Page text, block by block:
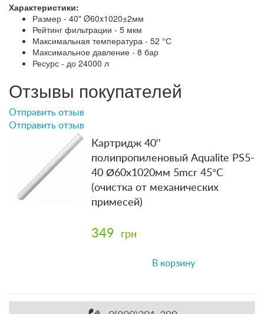
Характеристики:
Размер - 40" Ø60x1020±2мм
Рейтинг фильтрации - 5 мкм
Максимальная температура - 52 °С
Максимальное давление - 8 бар
Ресурс - до 24000 л
Отзывы покупателей
Отправить отзыв
Отправить отзыв
Картридж 40''
полипропиленовый Aqualite PS5-
40 Ø60x1020мм 5mcr 45°C
(очистка от механических
примесей)
349 грн
В корзину